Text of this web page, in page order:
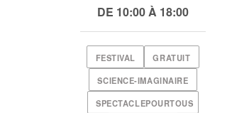
DE 10:00 À 18:00
FESTIVAL GRATUIT
SCIENCE-IMAGINAIRE
SPECTACLEPOURTOUS